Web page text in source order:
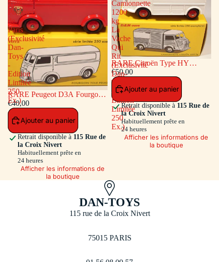
Tôlé
Pompiers
de
Paris
(Exclusivité
Dan-
Toys
-
Edition
Limitée
250
Ex.)
RARE Peugeot D3A Fourgon
Tôlé Pompiers de Paris
(Exclusivité Dan-Toys - Edition
Limitée 250 Ex.)
€40,00
Ajouter au panier
Retrait disponible à 115 Rue de
la Croix Nivert
Habituellement prête en
24 heures
Afficher les informations de
la boutique
Camionnette
1200
kg
La
Vache
Qui
Rit
(Exclusivité
Dan-
Toys
-
Edition
Limitée
250
Ex.)
RARE Citroën Type HY
Camionnette 1200 kg La Vache
Qui Rit (Exclusivité Dan-Toys -
Edition Limitée 250 Ex.)
€50,00
Ajouter au panier
Retrait disponible à 115 Rue de
la Croix Nivert
Habituellement prête en
24 heures
Afficher les informations de
la boutique
DAN-TOYS
115 rue de la Croix Nivert
75015 PARIS